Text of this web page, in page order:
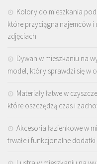
Kolory do mieszkania
które przyciągną najemców i
zdjęciach
Dywan w mieszkaniu na
model, który sprawdzi się w
Materiały łatwe w
które oszczędzą czas i
Akcesoria łazienkowe w
trwałe i funkcjonalne